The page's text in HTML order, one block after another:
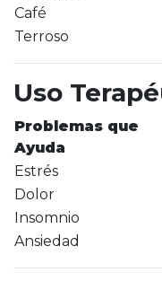
Café
Terroso
Uso
Problemas que
Ayuda
Estrés
Dolor
Insomnio
Ansiedad